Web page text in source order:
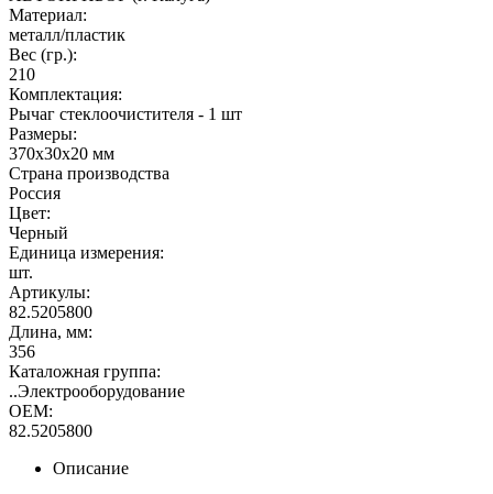
Материал:
металл/пластик
Вес (гр.):
210
Комплектация:
Рычаг стеклоочистителя - 1 шт
Размеры:
370х30х20 мм
Страна производства
Россия
Цвет:
Черный
Единица измерения:
шт.
Артикулы:
82.5205800
Длина, мм:
356
Каталожная группа:
..Электрооборудование
OEM:
82.5205800
Описание